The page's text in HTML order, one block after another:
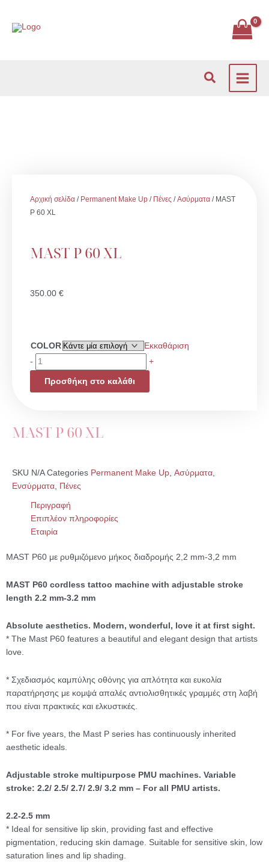
περιεχόμενο
Αναζήτηση
Αρχική σελίδα / Permanent Make Up / Πένες /Ασύρματα / MAST
P 60 XL
MAST P 60 XL
350.00 €
COLOR
Εκκαθάριση
-
MAST
P
60
+
Προσθήκη στο καλάθι
MAST P 60 XL
SKU N/A Categories Permanent Make Up Ασύρματα
Ενσύρματα Πένες
Περιγραφή
Επιπλέον πληροφορίες
Εταιρία
MAST P60 με ρυθμιζόμενο μήκος διαδρομής 2,2 mm-3,2 mm
MAST P60 cordless tattoo machine with adjustable stroke
length 2.2 mm-3.2 mm
Absolute aesthetics. Modern, wonderful, love it at first sight.
* The Mast P60 features a beautiful and elegant design that artists
love.
* Σχεδιασμός καμπύλης οθόνης για απλότητα και ευκολία
παρατήρησης με κομψά απαλές αντιολισθητικές γραμμές στη λαβή
που είναι πρακτικές και ελκυστικές.
* For five years, the Mast P series has continuously inherited
aesthetic ideals.
Adjustable stroke multipurpose PMU machines. Variable
stroke: 2.2/ 2.5/ 2.7/ 2.9/ 3.2 mm – For all PMU artists.
2.2-2.5 mm
* Ideal for sensitive lip skin, providing fast and effective
pigmentation, reducing skin damage. Suitable for sensitive skin, low
saturation lines and lip shading.